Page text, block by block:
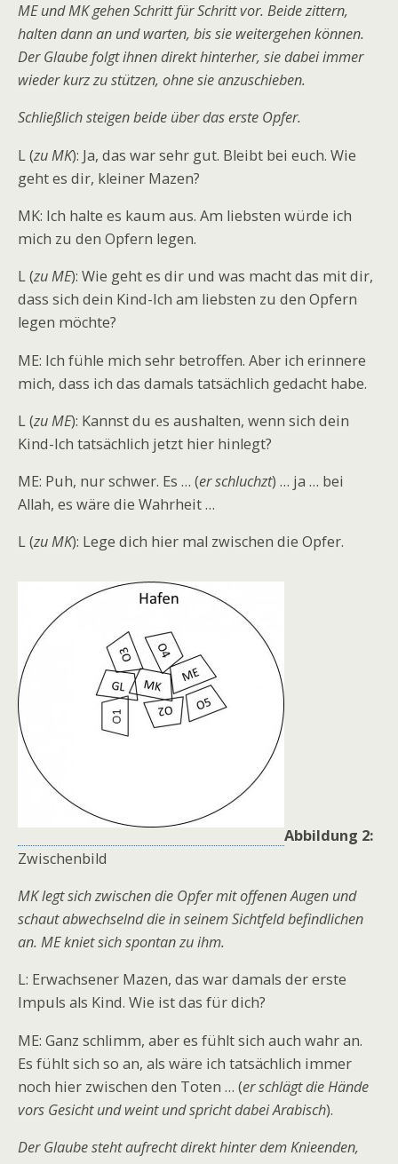
ME und MK gehen Schritt für Schritt vor. Beide zittern,
halten dann an und warten, bis sie weitergehen können.
Der Glaube folgt ihnen direkt hinterher, sie dabei immer
wieder kurz zu stützen, ohne sie anzuschieben.
Schließlich steigen beide über das erste Opfer.
L (zu MK): Ja, das war sehr gut. Bleibt bei euch. Wie
geht es dir, kleiner Mazen?
MK: Ich halte es kaum aus. Am liebsten würde ich
mich zu den Opfern legen.
L (zu ME): Wie geht es dir und was macht das mit dir,
dass sich dein Kind-Ich am liebsten zu den Opfern
legen möchte?
ME: Ich fühle mich sehr betroffen. Aber ich erinnere
mich, dass ich das damals tatsächlich gedacht habe.
L (zu ME): Kannst du es aushalten, wenn sich dein
Kind-Ich tatsächlich jetzt hier hinlegt?
ME: Puh, nur schwer. Es … (er schluchzt) … ja … bei
Allah, es wäre die Wahrheit …
L (zu MK): Lege dich hier mal zwischen die Opfer.
Abbildung 2:
Zwischenbild
MK legt sich zwischen die Opfer mit offenen Augen und
schaut abwechselnd die in seinem Sichtfeld befindlichen
an. ME kniet sich spontan zu ihm.
L: Erwachsener Mazen, das war damals der erste
Impuls als Kind. Wie ist das für dich?
ME: Ganz schlimm, aber es fühlt sich auch wahr an.
Es fühlt sich so an, als wäre ich tatsächlich immer
noch hier zwischen den Toten … (er schlägt die Hände
vors Gesicht und weint und spricht dabei Arabisch).
Der Glaube steht aufrecht direkt hinter dem Knieenden,